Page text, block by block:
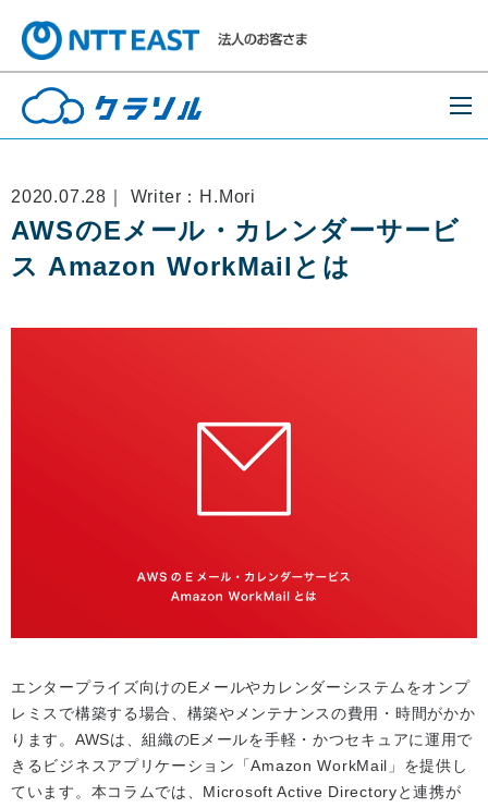
2020.07.28｜ Writer：H.Mori
AWSのEメール・カレンダーサービ
ス Amazon WorkMailとは
エンタープライズ向けのEメールやカレンダーシステムをオンプ
レミスで構築する場合、構築やメンテナンスの費用・時間がかか
ります。AWSは、組織のEメールを手軽・かつセキュアに運用で
きるビジネスアプリケーション「Amazon WorkMail」を提供し
ています。本コラムでは、Microsoft Active Directoryと連携が